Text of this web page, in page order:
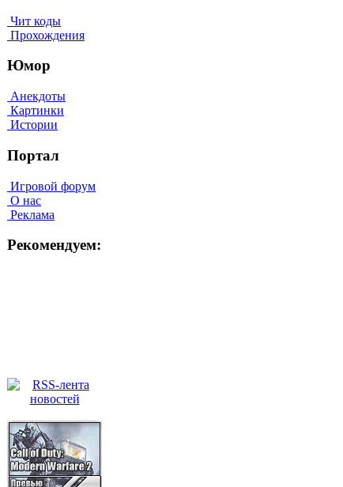
Чит коды
Прохождения
Юмор
Анекдоты
Картинки
Истории
Портал
Игровой форум
О нас
Реклама
Рекомендуем: